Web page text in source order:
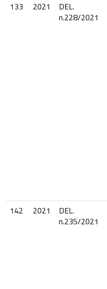
133 2021
DEL.
n.228/2021
142 2021
DEL.
n.235/2021